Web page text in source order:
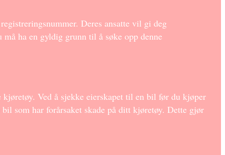
Deres ansatte vil gi deg
ha en gyldig grunn til å søke opp denne
Ved å sjekke eierskapet til en bil før du kjøper
som har forårsaket skade på ditt kjøretøy. Dette gjør